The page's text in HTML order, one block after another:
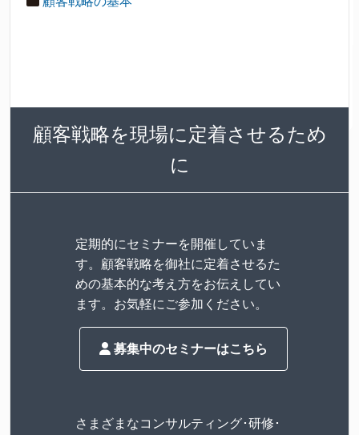
顧客戦略を現場に定着させるため
に
定期的にセミナーを開催していま
す。顧客戦略を御社に定着させるた
めの基本的な考え方をお伝えしてい
ます。お気軽にご参加ください。
募集中のセミナーはこちら
さまざまなコンサルティング･研修･